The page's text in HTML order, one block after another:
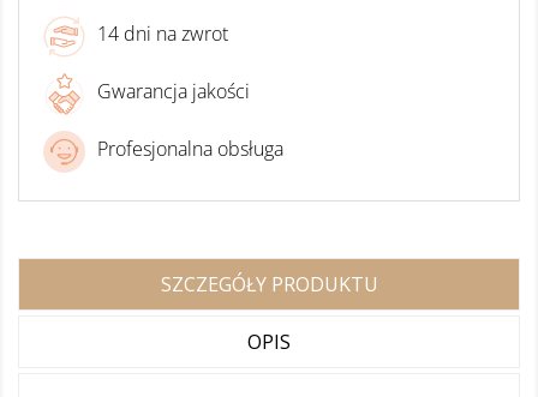
14 dni na zwrot
Gwarancja jakości
Profesjonalna obsługa
SZCZEGÓŁY PRODUKTU
OPIS